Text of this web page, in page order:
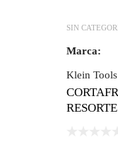
SIN
Marca:
Klein Tools